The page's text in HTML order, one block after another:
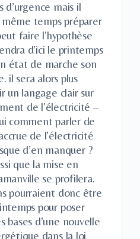
d’urgence mais il
temps préparer
faire l’hypothèse
d’ici le printemps
état de marche son
il sera alors plus
un langage clair sur
de l’électricité –
comment parler de
de l’électricité
d’en manquer ?
que la mise en
se profilera.
pourraient donc être
pour poser
bases d’une nouvelle
dans la loi